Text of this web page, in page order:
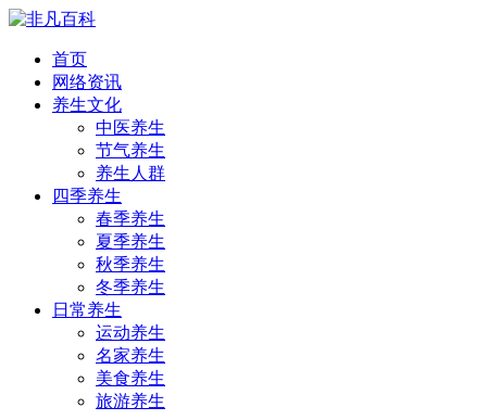
首页
网络资讯
养生文化
中医养生
节气养生
养生人群
四季养生
春季养生
夏季养生
秋季养生
冬季养生
日常养生
运动养生
名家养生
美食养生
旅游养生